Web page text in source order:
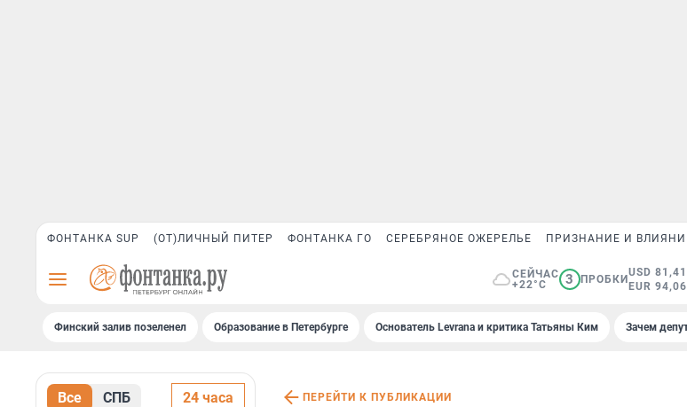
ФОНТАНКА SUP (ОТ)ЛИЧНЫЙ ПИТЕР ФОНТАНКА ГО СЕРЕБРЯНОЕ ОЖЕРЕЛЬЕ ПРИЗНАНИЕ И
СЕЙЧАС
+22°C
3 ПРОБКИ
USD 81,41
EUR 94,06
Финский залив позеленел Образование в Петербурге Основатель Levrana и критика Татьяны Ким Зачем
Все СПБ 24 часа ПЕРЕЙТИ К ПУБЛИКАЦИИ